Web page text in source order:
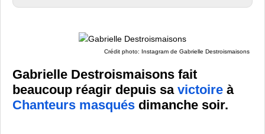
Crédit photo: Instagram de Gabrielle Destroismaisons
Gabrielle Destroismaisons fait
beaucoup réagir depuis sa victoire à
Chanteurs masqués dimanche soir.